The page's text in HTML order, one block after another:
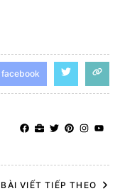
facebook
BÀI VIẾT TIẾP THEO